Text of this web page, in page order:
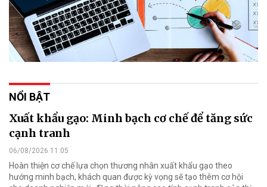
NỔI BẬT
Xuất khẩu gạo: Minh bạch cơ chế để tăng sức
cạnh tranh
06/08/2026 11:05
Hoàn thiện cơ chế lựa chọn thương nhân xuất khẩu gạo theo
hướng minh bạch, khách quan được kỳ vọng sẽ tạo thêm cơ hội